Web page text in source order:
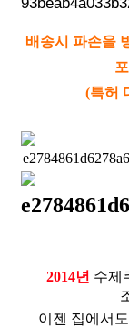
배송시 파손을
(특허
2014년 수제
이젠 집에서